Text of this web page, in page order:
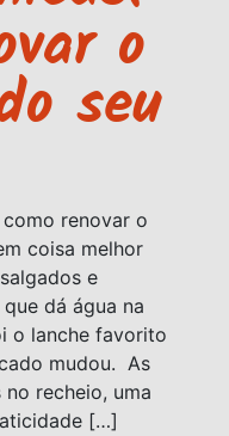
o
seu
renovar o
coisa melhor
e
dá água na
o lanche favorito
mudou. As
recheio, uma
[…]